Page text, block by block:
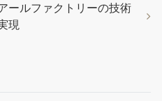
ールファクトリーの技術
現